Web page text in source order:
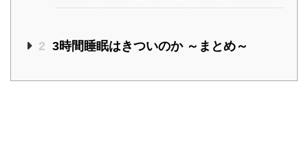
2 3時間睡眠はきついのか ～まとめ～